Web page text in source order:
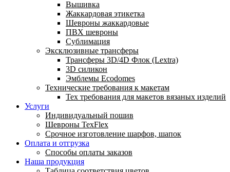
Вышивка
Жаккардовая этикетка
Шевроны жаккардовые
ПВХ шевроны
Сублимация
Эксклюзивные трансферы
Трансферы 3D/4D Флок (Lextra)
3D силикон
Эмблемы Ecodomes
Технические требования к макетам
Тех требования для макетов вязаных изделий
Услуги
Индивидуальный пошив
Шевроны TexFlex
Срочное изготовление шарфов, шапок
Оплата и отгрузка
Способы оплаты заказов
Наша продукция